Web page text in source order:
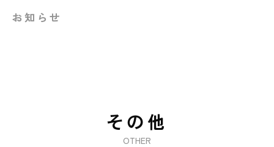
お知らせ
その他
OTHER